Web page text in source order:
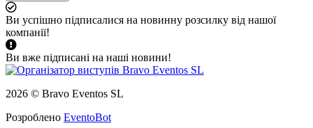
Ви успішно підписалися на новинну розсилку від нашої
компанії!
Ви вже підписані на наші новини!
2026 © Bravo Eventos SL
Розроблено EventoBot